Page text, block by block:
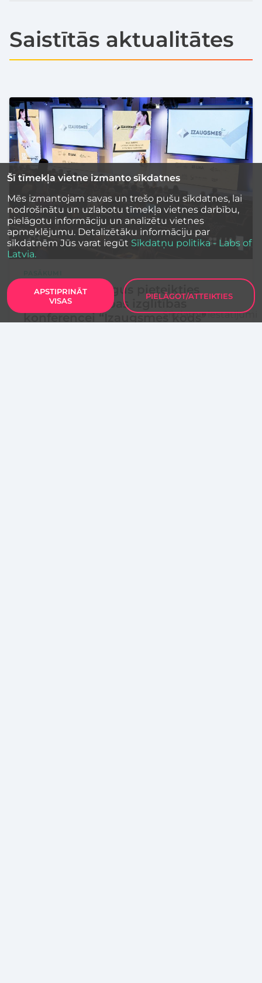
Saistītās aktualitātes
Aicina pedagogus pieteikties
uzņēmējdarbības izglītības
konferencei “Izaugsmes kods”
Šī tīmekļa vietne izmanto sīkdatnes
Mēs izmantojam savas un trešo pušu sīkdatnes, lai
nodrošinātu un uzlabotu tīmekļa vietnes darbību,
pielāgotu informāciju un analizētu vietnes
apmeklējumu. Detalizētāku informāciju par
sīkdatnēm Jūs varat iegūt Sīkdatņu politika - Labs of
Latvia.
APSTIPRINĀT
VISAS
PIELĀGOT/ATTEIKTIES
Sīkdatņu iestatījumi